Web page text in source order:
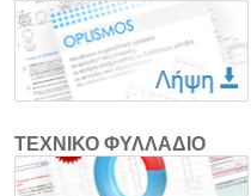
ΤΕΧΝΙΚΟ ΦΥΛΛΑΔΙΟ